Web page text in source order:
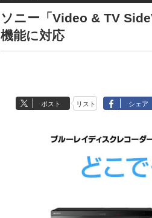
ソニー「Video & TV
機能に対応
ポスト リスト シェア